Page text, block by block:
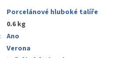
Porcelánové hluboké talíře
0.6 kg
: Ano
Verona